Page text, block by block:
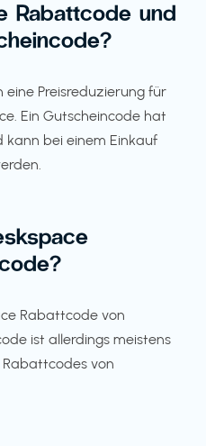
Rabattcode und
eine Preisreduzierung für
Ein Gutscheincode hat
bei einem Einkauf
Rabattcode von
ist allerdings meistens
von